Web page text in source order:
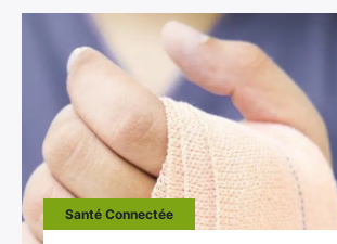
Santé Connectée